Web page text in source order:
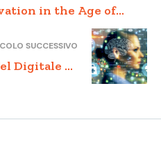
in the Age of
SUCCESSIVO
Digitale su